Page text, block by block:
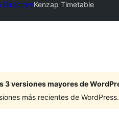
DirectoryKenzap Timetable
3 versiones mayores de
más recientes de WordPress.